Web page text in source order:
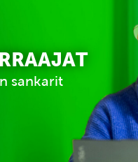
sankarit